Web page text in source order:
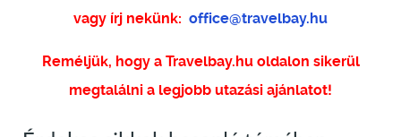
vagy írj nekünk: office@travelbay.hu
Reméljük, hogy a Travelbay.hu oldalon sikerül
megtalálni a legjobb utazási ajánlatot!